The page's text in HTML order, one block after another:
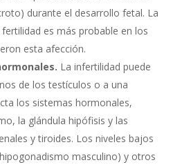
durante el desarrollo fetal. La
es más probable en los
esta afección.
La infertilidad puede
de los testículos o a una
los sistemas hormonales,
la glándula hipófisis y las
y tiroides. Los niveles bajos
masculino) y otros